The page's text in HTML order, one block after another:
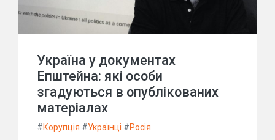
Україна у документах
Епштейна: які особи
згадуються в опублікованих
матеріалах
#Корупція #Українці #Росія